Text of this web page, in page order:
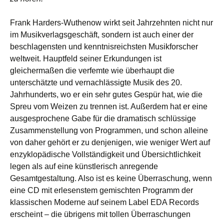
Frank Harders-Wuthenow wirkt seit Jahrzehnten nicht nur
im Musikverlagsgeschäft, sondern ist auch einer der
beschlagensten und kenntnisreichsten Musikforscher
weltweit. Hauptfeld seiner Erkundungen ist
gleichermaßen die verfemte wie überhaupt die
unterschätzte und vernachlässigte Musik des 20.
Jahrhunderts, wo er ein sehr gutes Gespür hat, wie die
Spreu vom Weizen zu trennen ist. Außerdem hat er eine
ausgesprochene Gabe für die dramatisch schlüssige
Zusammenstellung von Programmen, und schon alleine
von daher gehört er zu denjenigen, wie weniger Wert auf
enzyklopädische Vollständigkeit und Übersichtlichkeit
legen als auf eine künstlerisch anregende
Gesamtgestaltung. Also ist es keine Überraschung, wenn
eine CD mit erlesenstem gemischten Programm der
klassischen Moderne auf seinem Label EDA Records
erscheint – die übrigens mit tollen Überraschungen